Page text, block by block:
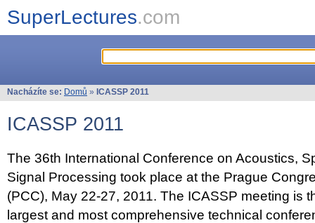
SuperLectures.com
Nacházíte se: Domů » ICASSP 2011
ICASSP 2011
The 36th International Conference on Acoustics,
Signal Processing took place at the Prague
(PCC), May 22-27, 2011. The ICASSP meeting is
largest and most comprehensive technical